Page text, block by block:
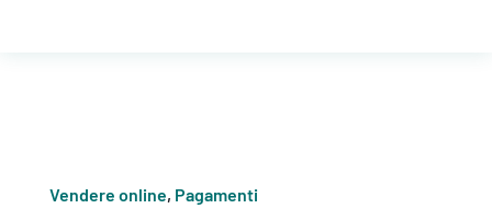
Vendere online, Pagamenti